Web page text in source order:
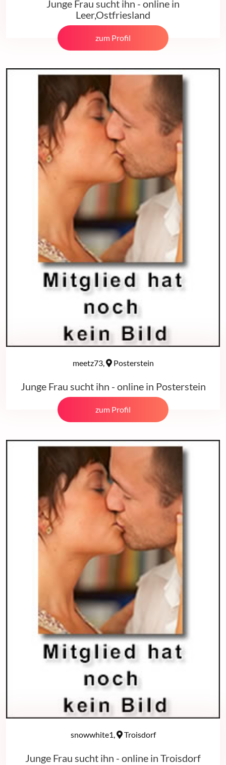
Junge Frau sucht ihn - online in
Leer,Ostfriesland
zum Profil
meetz73, Posterstein
Junge Frau sucht ihn - online in Posterstein
zum Profil
snowwhite1, Troisdorf
Junge Frau sucht ihn - online in Troisdorf